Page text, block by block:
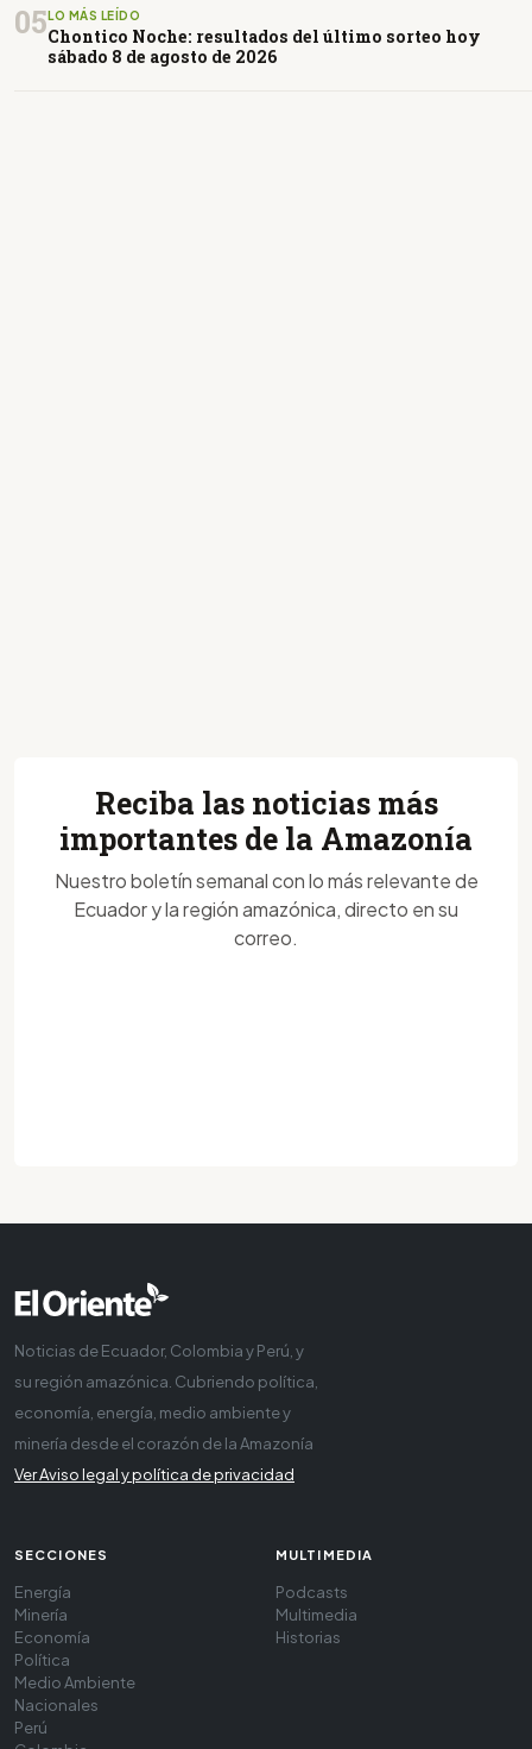
05 LO MÁS LEÍDO
Chontico Noche: resultados del último sorteo hoy
sábado 8 de agosto de 2026
Reciba las noticias más
importantes de la Amazonía
Nuestro boletín semanal con lo más relevante de
Ecuador y la región amazónica, directo en su
correo.
Noticias de Ecuador, Colombia y Perú, y
su región amazónica. Cubriendo política,
economía, energía, medio ambiente y
minería desde el corazón de la Amazonía
Ver Aviso legal y política de privacidad
SECCIONES
Energía
Minería
Economía
Política
Medio Ambiente
Nacionales
Perú
MULTIMEDIA
Podcasts
Multimedia
Historias